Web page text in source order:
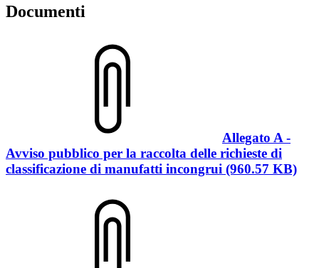
Documenti
Allegato A -
Avviso pubblico per la raccolta delle richieste di
classificazione di manufatti incongrui (960.57 KB)